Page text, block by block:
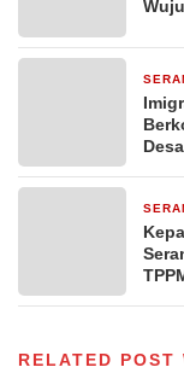
RELATED